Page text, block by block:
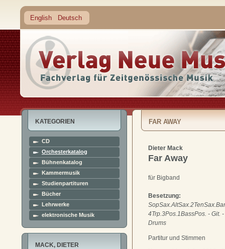
English Deutsch
KATEGORIEN
CD
Orchesterkatalog
Bühnenkatalog
Kammermusik
Studienpartituren
Bücher
Lehrwerke
elektronische Musik
MACK, DIETER
FAR AWAY
Dieter Mack
Far Away
für Bigband
Besetzung:
4Trp.3Pos.1BassPos. - Git.
Drums
Partitur und Stimmen